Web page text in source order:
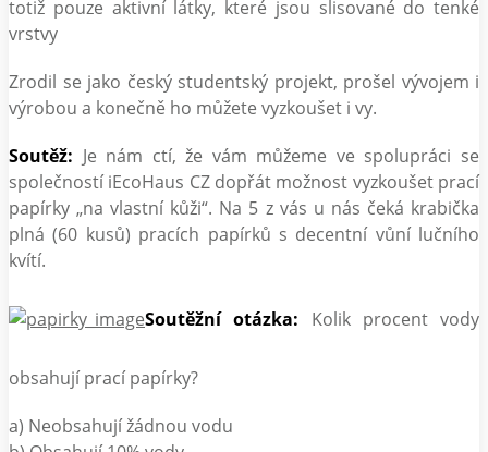
totiž pouze aktivní látky, které jsou slisované do tenké
vrstvy
Zrodil se jako český studentský projekt, prošel vývojem i
výrobou a konečně ho můžete vyzkoušet i vy.
Soutěž: Je nám ctí, že vám můžeme ve spolupráci se
společností iEcoHaus CZ dopřát možnost vyzkoušet prací
papírky „na vlastní kůži“. Na 5 z vás u nás čeká krabička
plná (60 kusů) pracích papírků s decentní vůní lučního
kvítí.
Soutěžní otázka: Kolik procent vody
obsahují prací papírky?
a) Neobsahují žádnou vodu